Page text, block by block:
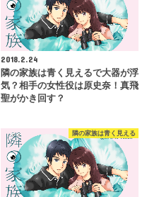
2018.2.24
隣の家族は青く見えるで大器が浮
気？相手の女性役は原史奈！真飛
聖がかき回す？
隣の家族は青く見える